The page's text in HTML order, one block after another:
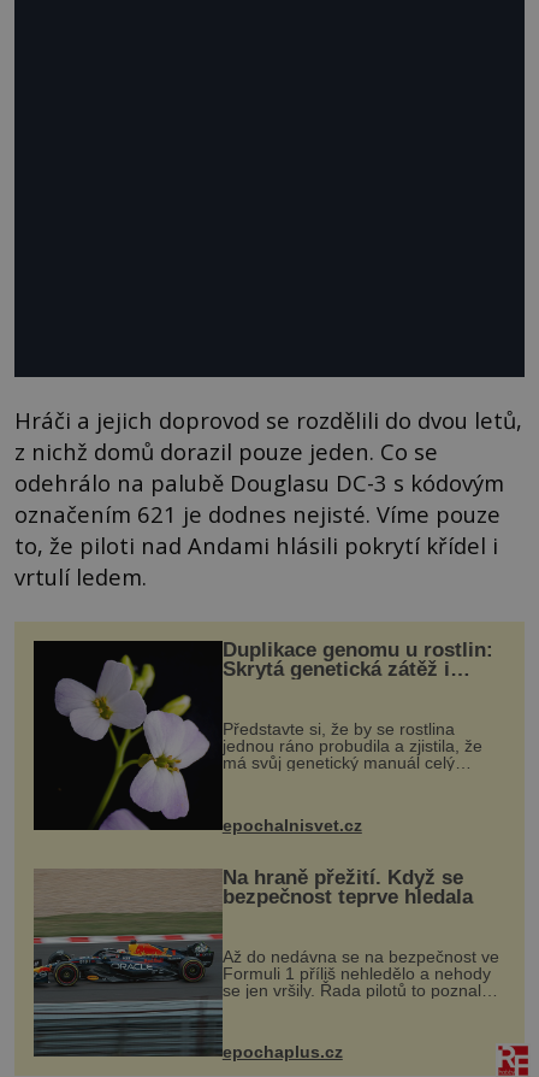
Hráči a jejich doprovod se rozdělili do dvou letů,
z nichž domů dorazil pouze jeden. Co se
odehrálo na palubě Douglasu DC-3 s kódovým
označením 621 je dodnes nejisté. Víme pouze
to, že piloti nad Andami hlásili pokrytí křídel i
vrtulí ledem.
Duplikace genomu u rostlin:
Skrytá genetická zátěž i
Představte si, že by se rostlina
jednou ráno probudila a zjistila, že
má svůj genetický manuál celý
vstupenka...
epochalnisvet.cz
Na hraně přežití. Když se
bezpečnost teprve hledala
Až do nedávna se na bezpečnost ve
Formuli 1 příliš nehledělo a nehody
se jen vršily. Řada pilotů to poznala
na vlastní kůži, často s trvalými
následky nebo bohužel i ztrátou
života. Dnes nepochopiteln...
epochaplus.cz